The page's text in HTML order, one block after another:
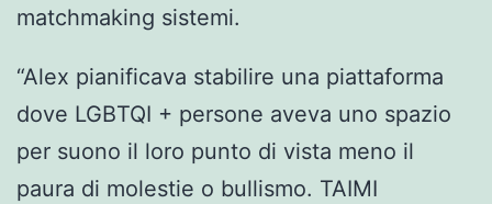
matchmaking sistemi.
“Alex pianificava stabilire una piattaforma
dove LGBTQI + persone aveva uno spazio
per suono il loro punto di vista meno il
paura di molestie o bullismo. TAIMI